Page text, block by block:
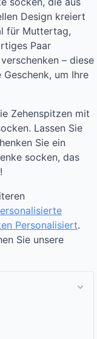
Design kreiert
für Muttertag,
Paar
– diese
um Ihre
Zehenspitzen mit
Lassen Sie
Sie ein
socken, das
Personalisiert.
Sie unsere